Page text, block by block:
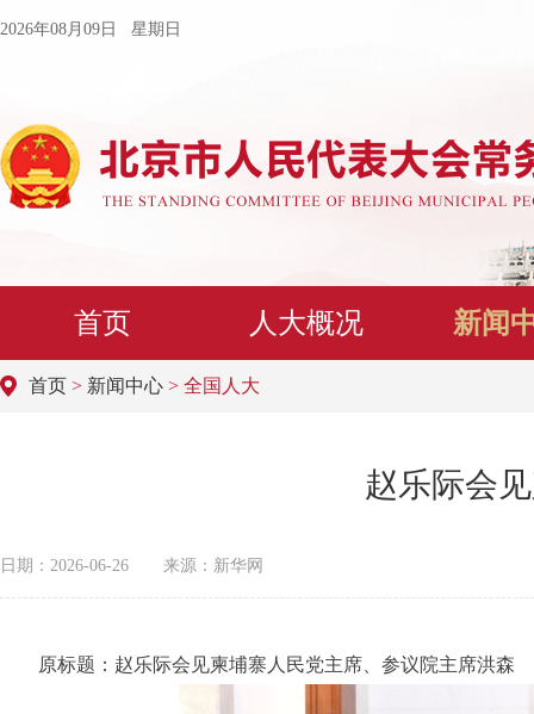
2026年08月09日 星期日
首页 人大概况 新闻
首页 > 新闻中心 > 全国人大
赵乐际会
日期：2026-06-26 来源：新华网
原标题：赵乐际会见柬埔寨人民党主席、参议院主席洪森